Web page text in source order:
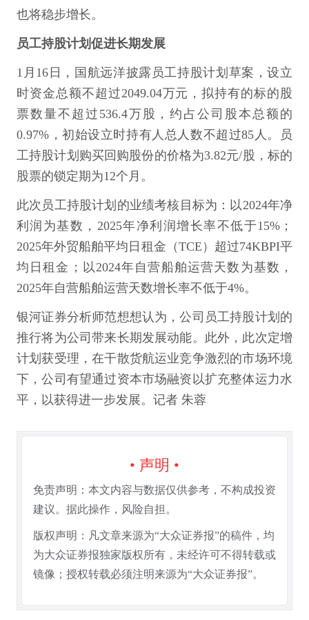
也将稳步增长。
员工持股计划促进长期发展
1月16日，国航远洋披露员工持股计划草案，设立
时资金总额不超过2049.04万元，拟持有的标的股
票数量不超过536.4万股，约占公司股本总额的
0.97%，初始设立时持有人总人数不超过85人。员
工持股计划购买回购股份的价格为3.82元/股，标的
股票的锁定期为12个月。
此次员工持股计划的业绩考核目标为：以2024年净
利润为基数，2025年净利润增长率不低于15%；
2025年外贸船舶平均日租金（TCE）超过74KBPI平
均日租金；以2024年自营船舶运营天数为基数，
2025年自营船舶运营天数增长率不低于4%。
银河证券分析师范想想认为，公司员工持股计划的
推行将为公司带来长期发展动能。此外，此次定增
计划获受理，在干散货航运业竞争激烈的市场环境
下，公司有望通过资本市场融资以扩充整体运力水
平，以获得进一步发展。记者 朱蓉
• 声明 •
免责声明：本文内容与数据仅供参考，不构成投资
建议。据此操作，风险自担。
版权声明：凡文章来源为“大众证券报”的稿件，均
为大众证券报独家版权所有，未经许可不得转载或
镜像；授权转载必须注明来源为“大众证券报”。